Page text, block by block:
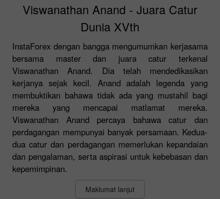
Viswanathan Anand - Juara Catur
Dunia XVth
InstaForex dengan bangga mengumumkan kerjasama
bersama master dan juara catur terkenal
Viswanathan Anand. Dia telah mendedikasikan
kerjanya sejak kecil. Anand adalah legenda yang
membuktikan bahawa tidak ada yang mustahil bagi
mereka yang mencapai matlamat mereka.
Viswanathan Anand percaya bahawa catur dan
perdagangan mempunyai banyak persamaan. Kedua-
dua catur dan perdagangan memerlukan kepandaian
dan pengalaman, serta aspirasi untuk kebebasan dan
kepemimpinan.
Maklumat lanjut